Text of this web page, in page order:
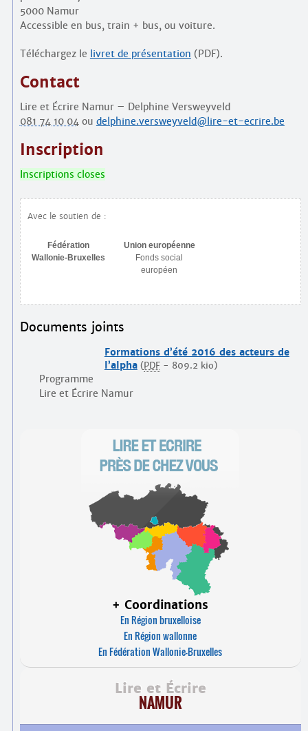
5000 Namur
Accessible en bus, train + bus, ou voiture.
Téléchargez le livret de présentation (PDF).
Contact
Lire et Écrire Namur – Delphine Versweyveld
081 74 10 04ou delphine.versweyveld@lire-et-ecrire.be
Inscription
Inscriptions closes
Avec le soutien de :
Fédération
Wallonie-Bruxelles
Union européenne
Fonds social
européen
Documents joints
Formations d’été 2016 des acteurs de
l’alpha ( PDF- 809.2 kio)
Programme
Lire et Écrire Namur
+ Coordinations
En Région bruxelloise
En Région wallonne
En Fédération Wallonie-Bruxelles
Lire et Écrire
NAMUR